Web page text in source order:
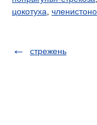
цокотуха
стрежень